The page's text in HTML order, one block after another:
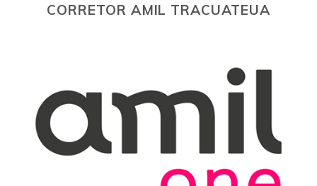
CORRETOR AMIL TRACUATEUA